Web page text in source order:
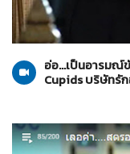
20-03-2560
อ่อ...เป็นอารมณ์
Cupids บริษัทรั